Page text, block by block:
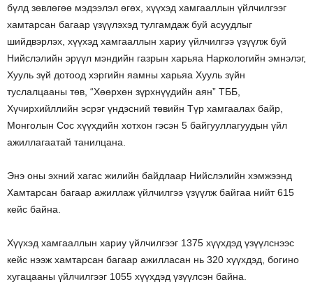
бүлд зөвлөгөө мэдээлэл өгөх, хүүхэд хамгааллын үйлчилгээг
хамтарсан багаар үзүүлэхэд тулгамдаж буй асуудлыг
шийдвэрлэх, хүүхэд хамгааллын хариу үйлчилгээ үзүүлж буй
Нийслэлийн эрүүл мэндийн газрын харьяа Наркологийн эмнэлэг,
Хууль зүй дотоод хэргийн яамны харьяа Хууль зүйн
туслалцааны төв, “Хөөрхөн зүрхнүүдийн аян” ТББ,
Хүчирхийллийн эсрэг үндэсний төвийн Түр хамгаалах байр,
Монголын Сос хүүхдийн хотхон гэсэн 5 байгууллагуудын үйл
ажиллагаатай танилцана.
Энэ оны эхний хагас жилийн байдлаар Нийслэлийн хэмжээнд
Хамтарсан багаар ажиллаж үйлчилгээ үзүүлж байгаа нийт 615
кейс байна.
Хүүхэд хамгааллын хариу үйлчилгээг 1375 хүүхдэд үзүүлснээс
кейс нээж хамтарсан багаар ажилласан нь 320 хүүхдэд, богино
хугацааны үйлчилгээг 1055 хүүхдэд үзүүлсэн байна.